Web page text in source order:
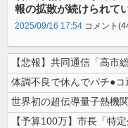
報の拡散が続けられて
2025/09/16 17:54 コメント